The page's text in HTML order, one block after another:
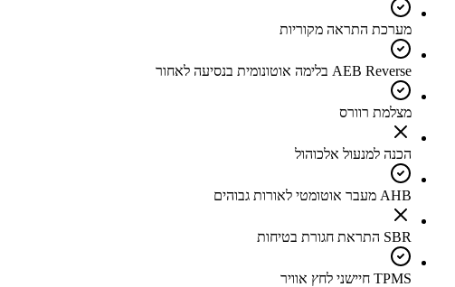
מערכת התראה מקוריות
AEB Reverse בלימה אוטונומית בנסיעה לאחור
מצלמת רוורס
הכנה למנעול אלכוהול
AHB מעבר אוטומטי לאורות גבוהים
SBR התראת חגורת בטיחות
TPMS חיישני לחץ אוויר